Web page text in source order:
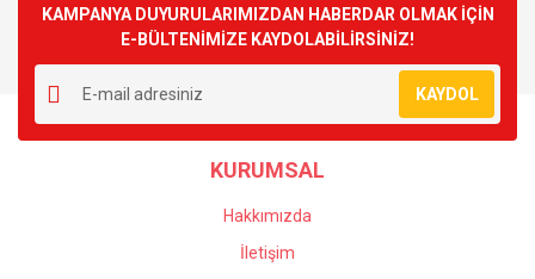
Yorum Yaz
Görüş ve önerileriniz için teşekkür ederiz.
Ürün resmi kalitesiz, bozuk veya görüntülenemiyor.
Ürün açıklamasında eksik bilgiler bulunuyor.
Ürün bilgilerinde hatalar bulunuyor.
Ürün fiyatı diğer sitelerden daha pahalı.
KAMPANYA DUYURULARIMIZDAN HABERDAR OLMAK İÇİN
E-BÜLTENİMİZE KAYDOLABİLİRSİNİZ!
KAYDOL
KURUMSAL
Hakkımızda
İletişim